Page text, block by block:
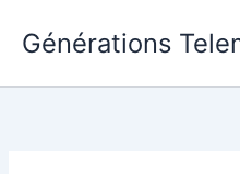
Générations